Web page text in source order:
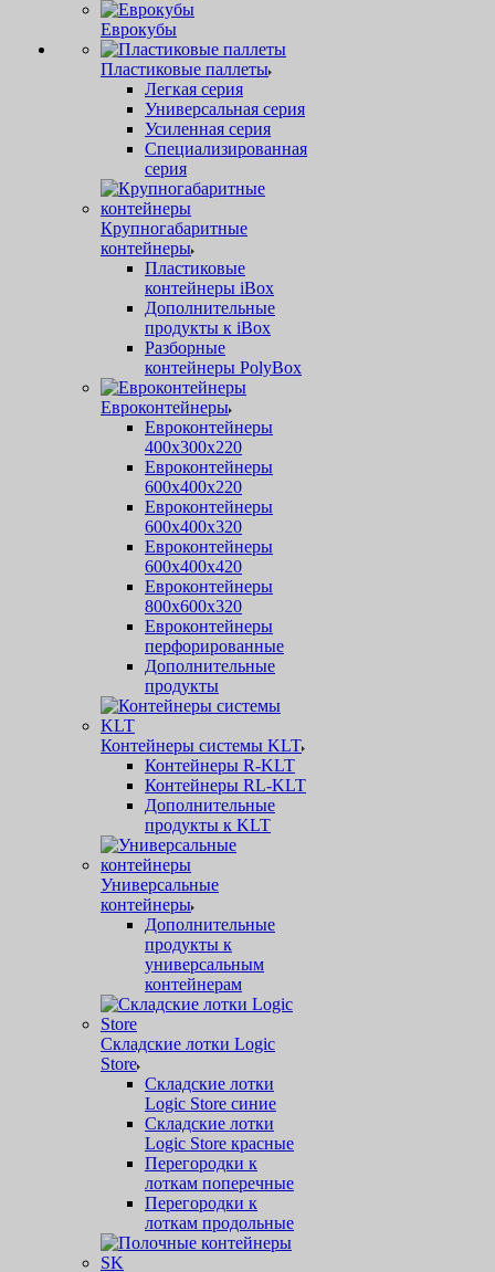
Еврокубы
Пластиковые паллеты
Легкая серия
Универсальная серия
Усиленная серия
Специализированная
серия
Крупногабаритные
контейнеры
Пластиковые
контейнеры iBox
Дополнительные
продукты к iBox
Разборные
контейнеры PolyBox
Евроконтейнеры
Евроконтейнеры
400х300х220
Евроконтейнеры
600х400х220
Евроконтейнеры
600х400х320
Евроконтейнеры
600х400х420
Евроконтейнеры
800х600х320
Евроконтейнеры
перфорированные
Дополнительные
продукты
Контейнеры системы KLT
Контейнеры R-KLT
Контейнеры RL-KLT
Дополнительные
продукты к KLT
Универсальные
контейнеры
Дополнительные
продукты к
универсальным
контейнерам
Складские лотки Logic
Store
Складские лотки
Logic Store синие
Складские лотки
Logic Store красные
Перегородки к
лоткам поперечные
Перегородки к
лоткам продольные